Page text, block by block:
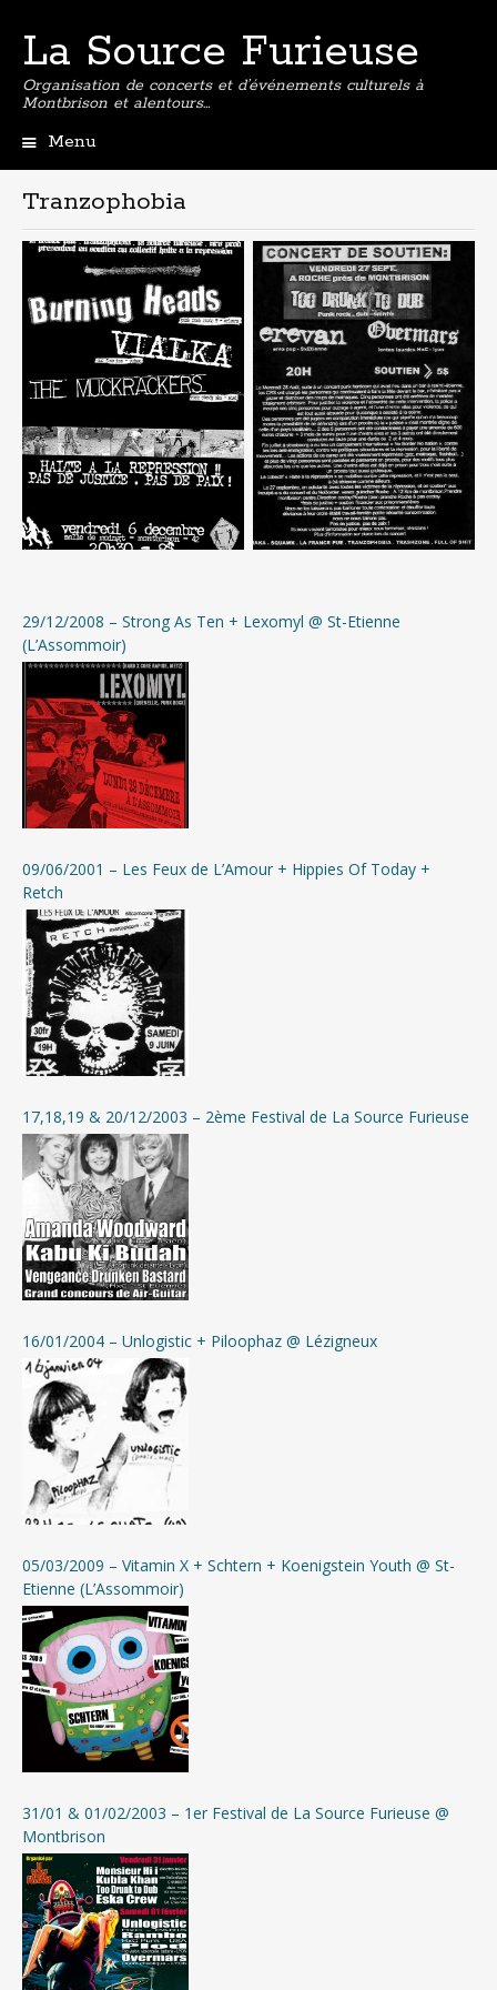
La Source Furieuse
Organisation de concerts et d’événements culturels à
Montbrison et alentours…
Menu
contenu
principal
Tranzophobia
29/12/2008 – Strong As Ten + Lexomyl @ St-Etienne
(L’Assommoir)
09/06/2001 – Les Feux de L’Amour + Hippies Of Today +
Retch
17,18,19 & 20/12/2003 – 2ème Festival de La Source Furieuse
16/01/2004 – Unlogistic + Piloophaz @ Lézigneux
05/03/2009 – Vitamin X + Schtern + Koenigstein Youth @ St-
Etienne (L’Assommoir)
31/01 & 01/02/2003 – 1er Festival de La Source Furieuse @
Montbrison